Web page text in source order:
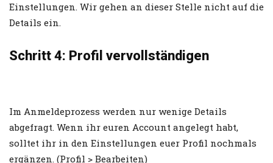
Einstellungen. Wir gehen an dieser Stelle nicht auf die
Details ein.
Schritt 4: Profil vervollständigen
Im Anmeldeprozess werden nur wenige Details
abgefragt. Wenn ihr euren Account angelegt habt,
solltet ihr in den Einstellungen euer Profil nochmals
ergänzen. (Profil > Bearbeiten)